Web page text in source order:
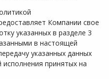
Компании свое
указанных в разделе 3
в настоящей
указанных данных
принятых на